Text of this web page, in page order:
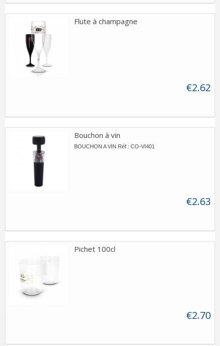
Flute à champagne
€2.62
Bouchon à vin
BOUCHON A VIN Réf : CO-VI401
€2.63
Pichet 100cl
€2.70